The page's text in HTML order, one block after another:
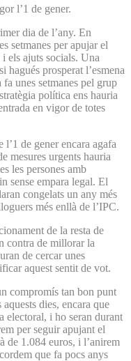
l’1 de gener.
dia de l’any. En
setmanes per apujar el
els ajuts socials. Una
hagués prosperat l’esmena
unes setmanes pel grup
política ens hauria
en vigor de totes
de gener encara agafa
mesures urgents hauria
les persones amb
sense empara legal. El
congelats un any més
més enllà de l’IPC.
de la resta de
contra de millorar la
de cercar unes
aquest sentit de vot.
compromís tan bon punt
dies, encara que
electoral, i ho seran durant
per seguir apujant el
de 1.084 euros, i l’anirem
que fa pocs anys